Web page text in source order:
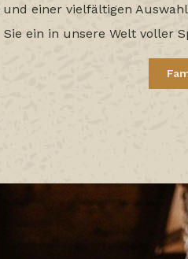
und einer vielfältigen
Sie ein in unsere Welt voller